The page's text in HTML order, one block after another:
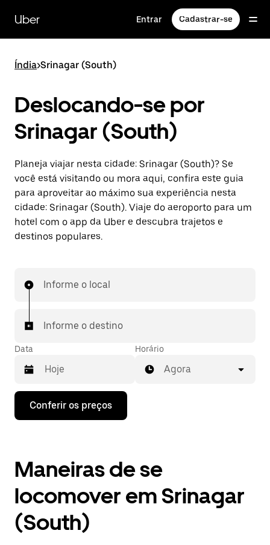
para
conteúdo
Uber Entrar Cadastrar-se
Índia>Srinagar (South)
Deslocando-se por
Srinagar (South)
Planeja viajar nesta cidade: Srinagar (South)? Se
você está visitando ou mora aqui, confira este guia
para aproveitar ao máximo sua experiência nesta
cidade: Srinagar (South). Viaje do aeroporto para um
hotel com o app da Uber e descubra trajetos e
destinos populares.
Informe o local
Informe o destino
Data
Pressione
seta
interagir
com
calendário
selecionar
uma
Horário
Agora
Conferir os preços
Maneiras de se
locomover em Srinagar
(South)